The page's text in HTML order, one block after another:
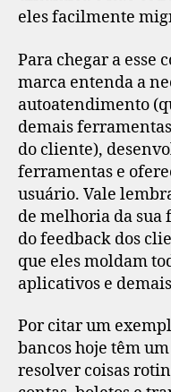
eles facilmente
Para chegar a esse
marca entenda a
autoatendimento
demais
do cliente),
ferramentas e
usuário. Vale
de melhoria da
do feedback dos
que eles moldam
aplicativos e
Por citar um
bancos hoje têm
resolver coisas